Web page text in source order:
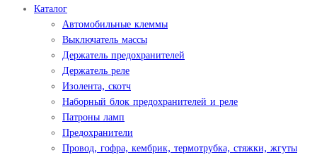
Каталог
Автомобильные клеммы
Выключатель массы
Держатель предохранителей
Держатель реле
Изолента, скотч
Наборный блок предохранителей и реле
Патроны ламп
Предохранители
Провод, гофра, кембрик, термотрубка, стяжки, жгуты